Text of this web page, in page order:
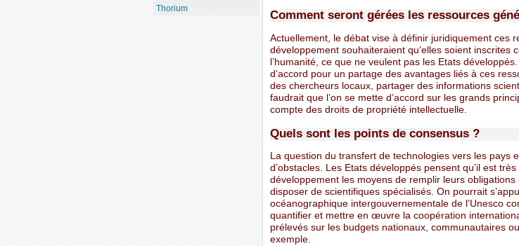
Comment seront gérées les ressources
Actuellement, le débat vise à définir juridiquement ces
développement souhaiteraient qu’elles soient inscrites
l’humanité, ce que ne veulent pas les Etats
d’accord pour un partage des avantages liés à ces
des chercheurs locaux, partager des informations
faudrait que l’on se mette d’accord sur les grands
compte des droits de propriété intellectuelle.
Quels sont les points de consensus ?
La question du transfert de technologies vers les pays
d’obstacles. Les Etats développés pensent qu’il est
développement les moyens de remplir leurs
disposer de scientifiques spécialisés. On pourrait
océanographique intergouvernementale de l’Unesco
quantifier et mettre en œuvre la coopération
prélevés sur les budgets nationaux, communautaires
exemple.
Thorium